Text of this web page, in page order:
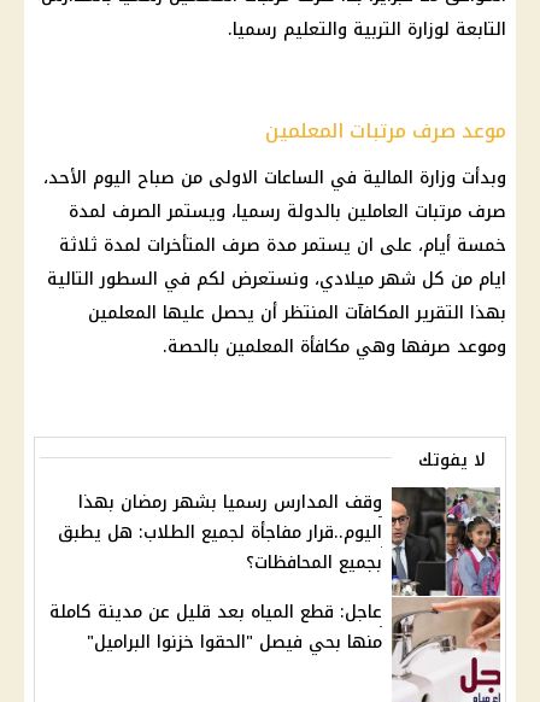
التابعة لوزارة التربية والتعليم رسميا.
موعد صرف مرتبات المعلمين
وبدأت وزارة المالية في الساعات الاولى من صباح اليوم الأحد،
صرف مرتبات العاملين بالدولة رسميا، ويستمر الصرف لمدة
خمسة أيام، على ان يستمر مدة صرف المتأخرات لمدة ثلاثة
ايام من كل شهر ميلادي، ونستعرض لكم في السطور التالية
بهذا التقرير المكافآت المنتظر أن يحصل عليها المعلمين
وموعد صرفها وهي مكافأة المعلمين بالحصة.
لا يفوتك
وقف المدارس رسميا بشهر رمضان بهذا
اليوم..قرار مفاجأة لجميع الطلاب: هل يطبق
بجميع المحافظات؟
عاجل: قطع المياه بعد قليل عن مدينة كاملة
منها بحي فيصل "الحقوا خزنوا البراميل"